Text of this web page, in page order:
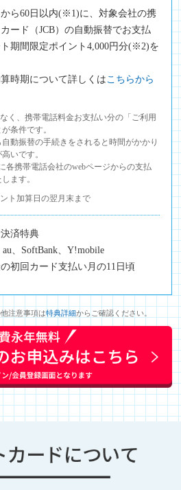
ら60日以内(※1)に、対象会社の携
ード（JCB）の自動振替でお支払
期間限定ポイント4,000円分(※2)を
時期について詳しくは こちらから
く、携帯電話料金お支払い分の「ご利用
条件です。
動振替の手続きをされると時間がかかり
いです。
各携帯電話会社のwebページからの支払
ます。
ト加算日の翌月末まで
済特典
、SoftBank、Y!mobile
初回カード支払い月の11日頃
注意事項は特典詳細からご確認ください。